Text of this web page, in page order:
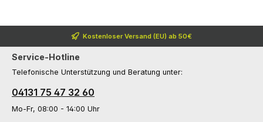
Kostenloser Versand (EU) ab 50€
Service-Hotline
Telefonische Unterstützung und Beratung unter:
04131 75 47 32 60
Mo-Fr, 08:00 - 14:00 Uhr